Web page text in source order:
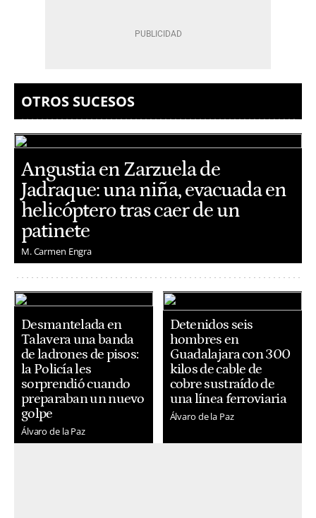
OTROS SUCESOS
Angustia en Zarzuela de
Jadraque: una niña, evacuada en
helicóptero tras caer de un
patinete
M. Carmen Engra
Desmantelada en
Talavera una banda
de ladrones de pisos:
la Policía les
sorprendió cuando
preparaban un nuevo
golpe
Álvaro de la Paz
Detenidos seis
hombres en
Guadalajara con 300
kilos de cable de
cobre sustraído de
una línea ferroviaria
Álvaro de la Paz